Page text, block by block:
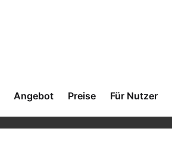
Angebot Preise Für Nutzer